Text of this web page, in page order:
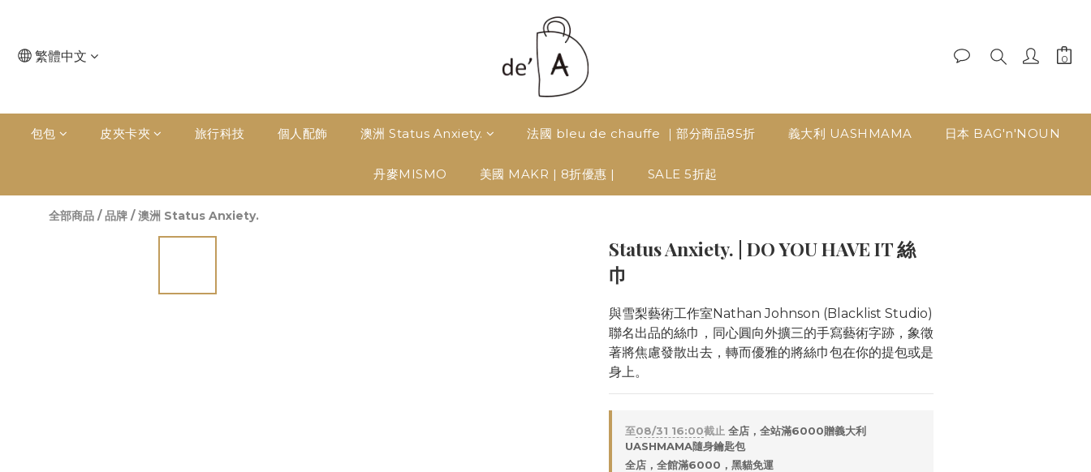
繁體中文
包包 皮夾卡夾 旅行科技 個人配飾 澳洲 Status Anxiety. 法國 bleu de chauffe ｜部分商品85折 義大利 UASHMAMA 日本 BAG'n'NOUN
丹麥MISMO 美國 MAKR | 8折優惠 | SALE 5折起
全部商品 /品牌 /澳洲 Status Anxiety.
Status Anxiety. | DO YOU HAVE IT 絲
巾
與雪梨藝術工作室Nathan Johnson (Blacklist Studio)
聯名出品的絲巾，同心圓向外擴三的手寫藝術字跡，象徵
著將焦慮發散出去，轉而優雅的將絲巾包在你的提包或是
身上。
至08/31 16:00截止 全店，全站滿6000贈義大利
UASHMAMA隨身鑰匙包
全店，全館滿6000，黑貓免運